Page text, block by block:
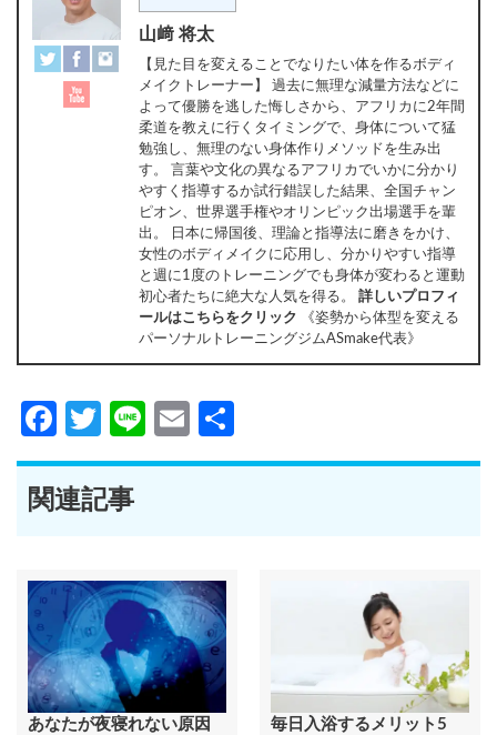
山﨑 将太
【見た目を変えることでなりたい体を作るボディ
メイクトレーナー】 過去に無理な減量方法などに
よって優勝を逃した悔しさから、アフリカに2年間
柔道を教えに行くタイミングで、身体について猛
勉強し、無理のない身体作りメソッドを生み出
す。 言葉や文化の異なるアフリカでいかに分かり
やすく指導するか試行錯誤した結果、全国チャン
ピオン、世界選手権やオリンピック出場選手を輩
出。 日本に帰国後、理論と指導法に磨きをかけ、
女性のボディメイクに応用し、分かりやすい指導
と週に1度のトレーニングでも身体が変わると運動
初心者たちに絶大な人気を得る。 詳しいプロフィ
ールはこちらをクリック 《姿勢から体型を変える
パーソナルトレーニングジムASmake代表》
Facebook
Twitter
LineEmail
有
関連記事
あなたが夜寝れない原因
毎日入浴するメリット5